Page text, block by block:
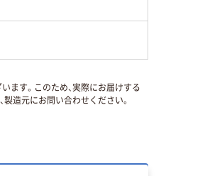
ます。このため、実際にお届けする
造元にお問い合わせください。